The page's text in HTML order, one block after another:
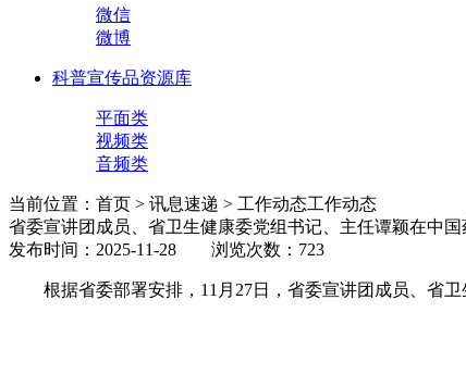
微信
微博
科普宣传品资源库
平面类
视频类
音频类
当前位置：首页 > 讯息速递 > 工作动态工作动态
省委宣讲团成员、省卫生健康委党组书记、主任谭颖在中
发布时间：2025-11-28 浏览次数：723
根据省委部署安排，11月27日，省委宣讲团成员、省